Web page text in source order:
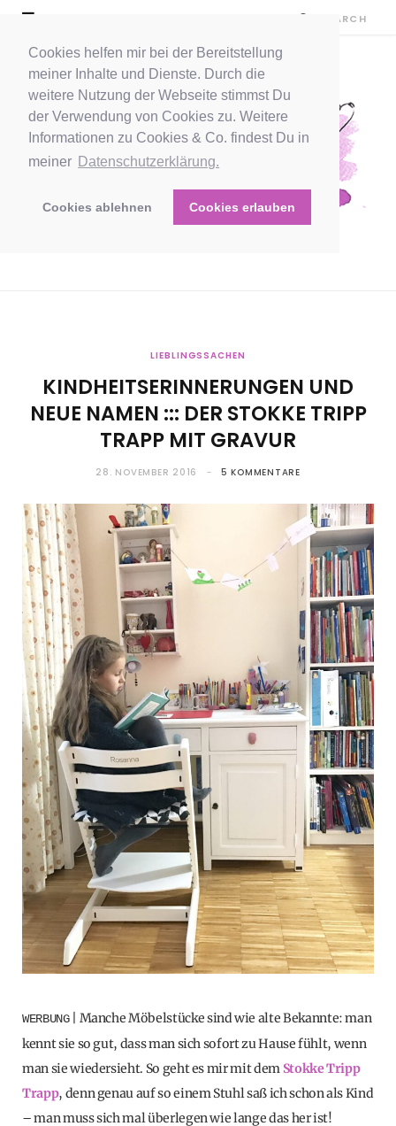
Cookies helfen mir bei der Bereitstellung
meiner Inhalte und Dienste. Durch die
weitere Nutzung der Webseite stimmst Du
der Verwendung von Cookies zu. Weitere
Informationen zu Cookies & Co. findest Du in
meiner Datenschutzerklärung.
Cookies ablehnen Cookies erlauben
LIEBLINGSSACHEN
KINDHEITSERINNERUNGEN UND
NEUE NAMEN ::: DER STOKKE TRIPP
TRAPP MIT GRAVUR
28. NOVEMBER 2016 5 KOMMENTARE
WERBUNG| Manche Möbelstücke sind wie alte Bekannte: man
kennt sie so gut, dass man sich sofort zu Hause fühlt, wenn
man sie wiedersieht. So geht es mir mit demStokke Tripp
Trapp, denn genau auf so einem Stuhl saß ich schon als Kind
– man muss sich mal überlegen wie lange das her ist!